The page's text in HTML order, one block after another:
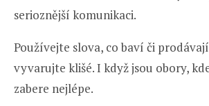
serioznější komunikaci.
Používejte slova, co baví či
vyvarujte klišé. I když jsou obory,
zabere nejlépe.